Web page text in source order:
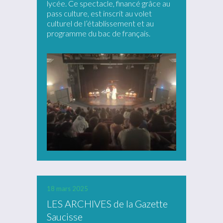
lycée. Ce spectacle, financé grâce au
pass culture, est inscrit au volet
culturel de l’établissement et au
programme du bac de français.
18 mars 2025
LES ARCHIVES de la Gazette
Saucisse